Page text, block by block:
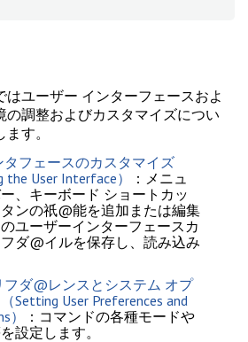
はユーザー インターフェースおよ
の調整およびカスタマイズについ
す。
フェースのカスタマイズ
the User Interface）
：メニュ
、キーボード ショートカッ
ンの祇@能を追加または編集
ユーザーインターフェースカ
ダ@イルを保存し、読み込み
フダ@レンスとシステム オプ
Setting User Preferences and
）
：コマンドの各種モードや
設定します。